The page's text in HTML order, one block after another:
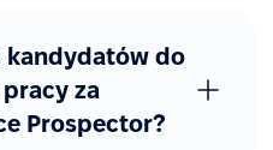
kandydatów do
za
Prospector?